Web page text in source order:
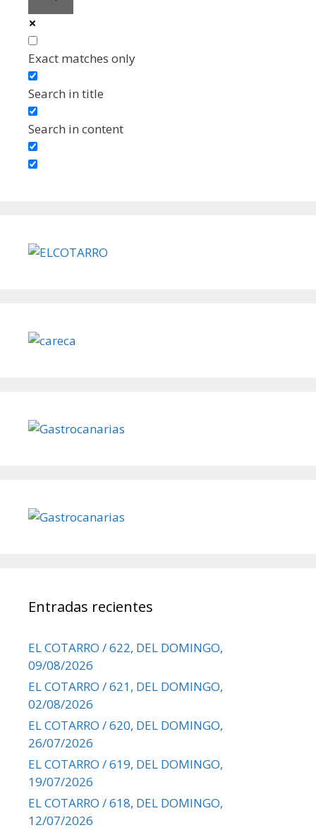
Exact matches only
Search in title
Search in content
Entradas recientes
EL COTARRO / 622, DEL DOMINGO,
09/08/2026
EL COTARRO / 621, DEL DOMINGO,
02/08/2026
EL COTARRO / 620, DEL DOMINGO,
26/07/2026
EL COTARRO / 619, DEL DOMINGO,
19/07/2026
EL COTARRO / 618, DEL DOMINGO,
12/07/2026